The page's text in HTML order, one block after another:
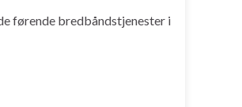
førende bredbåndstjenester i